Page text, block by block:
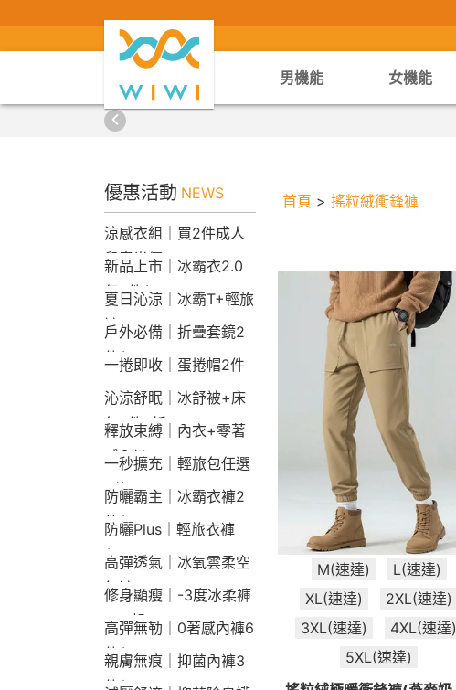
男機能 女機能
優惠活動 NEWS
涼感衣組｜買2件成人
兒童半價
新品上市｜冰霸衣2.0
任2件$2290
夏日沁涼｜冰霸T+輕旅
褲
戶外必備｜折疊套鏡2
件$1790
一捲即收｜蛋捲帽2件
1790
沁涼舒眠｜冰舒被+床
包2件9折
釋放束縛｜內衣+零著
感內褲
一秒擴充｜輕旅包任選
2件2190
防曬霸主｜冰霸衣褲2
件$1790
防曬Plus｜輕旅衣褲
$2190
高彈透氣｜冰氧雲柔空
氣褲
修身顯瘦｜-3度冰柔褲
790起
高彈無勒｜0著感內褲6
件$1290
親膚無痕｜抑菌內褲3
件$790
首頁 > 搖粒絨衝鋒褲
M(速達)
L(速達)
XL(速達)
2XL(速達)
3XL(速達)
4XL(速達)
5XL(速達)